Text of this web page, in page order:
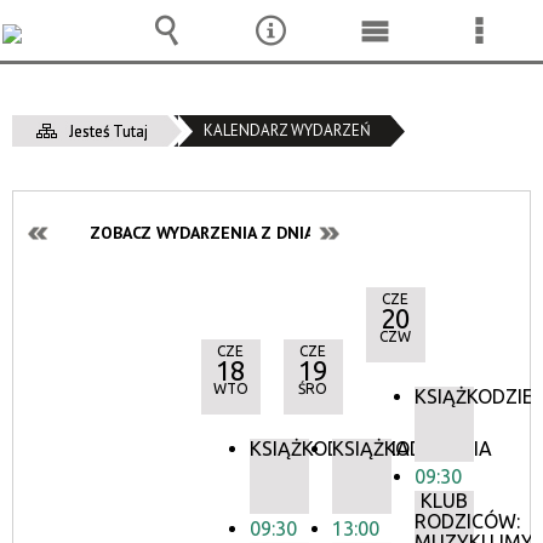
Jesteś Tutaj KALENDARZ WYDARZEŃ
ZOBACZ WYDARZENIA Z DNIA:
CZE
18
WTO
KSIĄŻKODZIELNIA
09:30
CZE
19
ŚRO
KSIĄŻKODZIELNIA
13:00
CZE
20
CZW
09:30
KLUB
RODZICÓW:
Wyszukiwarka
NarzędziaMenu
Menu